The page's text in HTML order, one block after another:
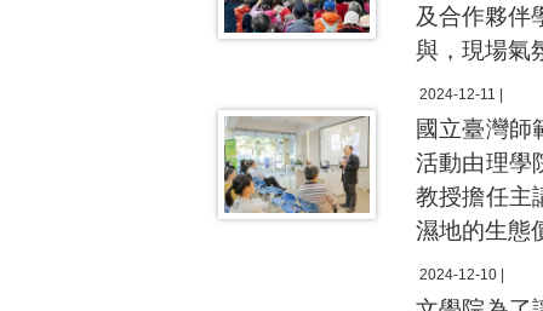
及合作夥伴
與，現場氣
2024-12-11 |
國立臺灣師
活動由理學
教授擔任主
濕地的生態
2024-12-10 |